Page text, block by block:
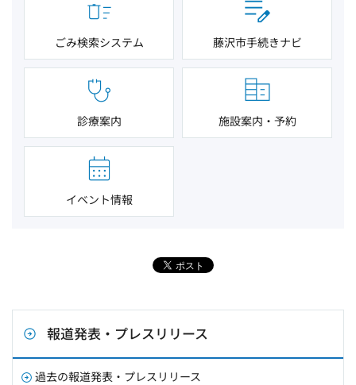
ごみ検索システム 藤沢市手続きナビ
診療案内 施設案内・予約
イベント情報
報道発表・プレスリリース
過去の報道発表・プレスリリース